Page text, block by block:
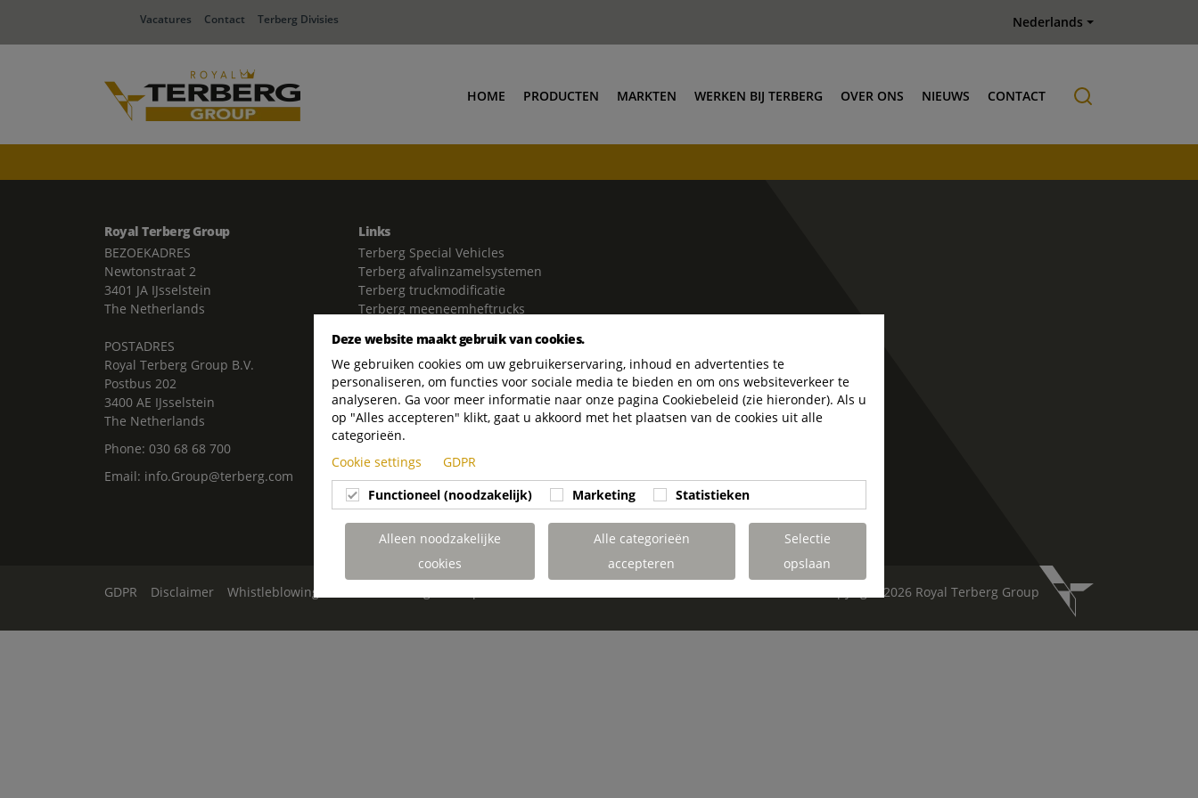
Vacatures Contact Terberg Divisies Nederlands
HOME PRODUCTEN MARKTEN WERKEN BIJ TERBERG OVER ONS NIEUWS CONTACT
Royal Terberg Group
BEZOEKADRES
Newtonstraat 2
3401 JA IJsselstein
The Netherlands
POSTADRES
Royal Terberg Group B.V.
Postbus 202
3400 AE IJsselstein
The Netherlands
Phone: 030 68 68 700
Email: info.Group@terberg.com
Links
Terberg Special Vehicles
Terberg afvalinzamelsystemen
Terberg truckmodificatie
Terberg meeneemheftrucks
belangenconflicten
Terberg Gedragscode
Terberg beleid inzake
handelscompliance
GDPR Disclaimer Whistleblowing Copyright 2026 Royal Terberg Group
Deze website maakt gebruik van cookies.
We gebruiken cookies om uw gebruikerservaring, inhoud en advertenties te
personaliseren, om functies voor sociale media te bieden en om ons websiteverkeer te
analyseren. Ga voor meer informatie naar onze pagina Cookiebeleid (zie hieronder). Als u
op "Alles accepteren" klikt, gaat u akkoord met het plaatsen van de cookies uit alle
categorieën.
Cookie settings
GDPR
Functioneel (noodzakelijk)
Marketing Statistieken
Alleen noodzakelijke
cookies
Alle categorieën
accepteren
Selectie
opslaan